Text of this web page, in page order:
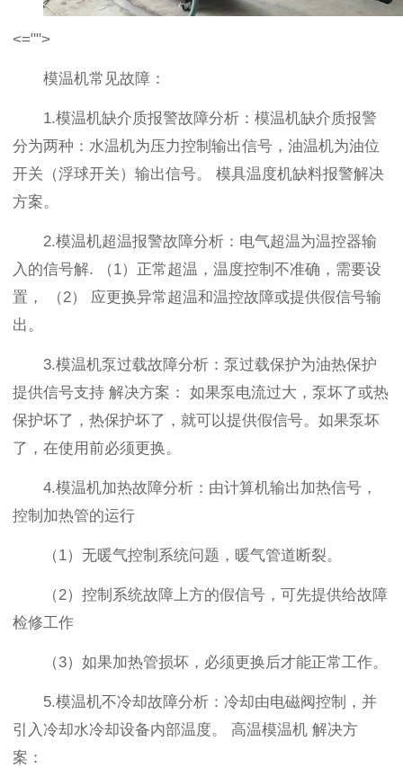
<="">
模温机常见故障：
1.模温机缺介质报警故障分析：模温机缺介质报警
分为两种：水温机为压力控制输出信号，油温机为油位
开关（浮球开关）输出信号。 模具温度机缺料报警解决
方案。
2.模温机超温报警故障分析：电气超温为温控器输
入的信号解. （1）正常超温，温度控制不准确，需要设
置， （2） 应更换异常超温和温控故障或提供假信号输
出。
3.模温机泵过载故障分析：泵过载保护为油热保护
提供信号支持 解决方案： 如果泵电流过大，泵坏了或热
保护坏了，热保护坏了，就可以提供假信号。如果泵坏
了，在使用前必须更换。
4.模温机加热故障分析：由计算机输出加热信号，
控制加热管的运行
（1）无暖气控制系统问题，暖气管道断裂。
（2）控制系统故障上方的假信号，可先提供给故障
检修工作
（3）如果加热管损坏，必须更换后才能正常工作。
5.模温机不冷却故障分析：冷却由电磁阀控制，并
引入冷却水冷却设备内部温度。 高温模温机 解决方
案：